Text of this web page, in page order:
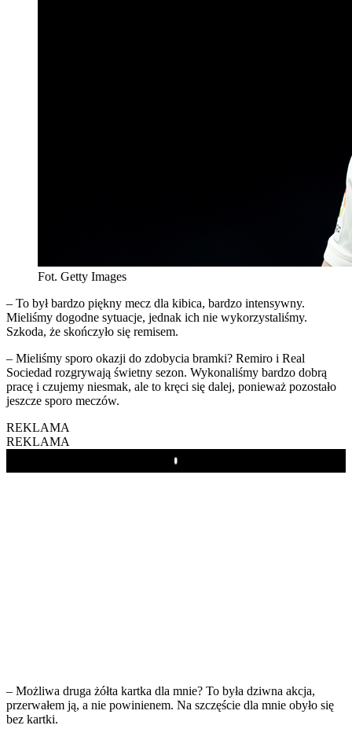
Fot. Getty Images
– To był bardzo piękny mecz dla kibica, bardzo intensywny.
Mieliśmy dogodne sytuacje, jednak ich nie wykorzystaliśmy.
Szkoda, że skończyło się remisem.
– Mieliśmy sporo okazji do zdobycia bramki? Remiro i Real
Sociedad rozgrywają świetny sezon. Wykonaliśmy bardzo dobrą
pracę i czujemy niesmak, ale to kręci się dalej, ponieważ pozostało
jeszcze sporo meczów.
REKLAMA
REKLAMA
Play
– Możliwa druga żółta kartka dla mnie? To była dziwna akcja,
przerwałem ją, a nie powinienem. Na szczęście dla mnie obyło się
bez kartki.